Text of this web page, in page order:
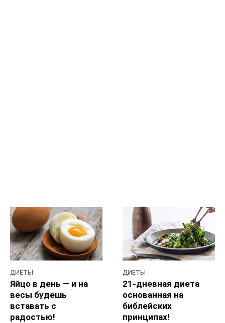
ДИЕТЫ
Яйцо в день — и на
весы будешь
вставать с
радостью!
ДИЕТЫ
21-дневная диета
основанная на
библейских
принципах!